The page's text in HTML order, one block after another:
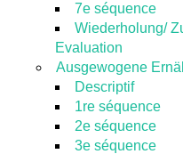
7e séquence
Wiederholung/
Evaluation
Ausgewogene
Descriptif
1re séquence
2e séquence
3e séquence